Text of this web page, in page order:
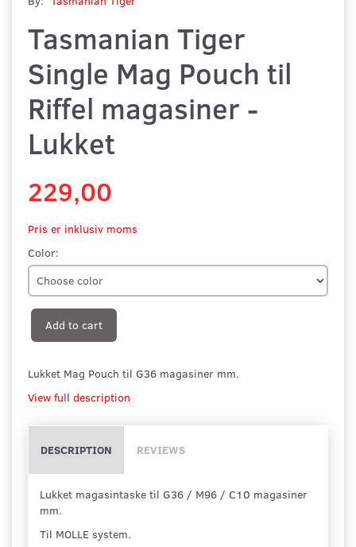
Tasmanian Tiger
Single Mag Pouch til
Riffel magasiner -
Lukket
229,00
Pris er inklusiv moms
Color:
Add to cart
Lukket Mag Pouch til G36 magasiner mm.
View full description
DESCRIPTION REVIEWS
Lukket magasintaske til G36 / M96 / C10 magasiner
mm.
Til MOLLE system.